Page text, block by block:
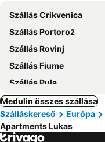
Szállás Crikvenica
Szállás Portorož
Szállás Rovinj
Szállás Fiume
Szállás Pula
Medulin összes szállása
Szálláskereső
Európa
Apartments Lukas